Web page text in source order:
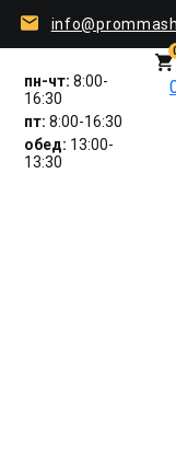
пн-чт: 8:00-
16:30
пт: 8:00-16:30
обед: 13:00-
13:30